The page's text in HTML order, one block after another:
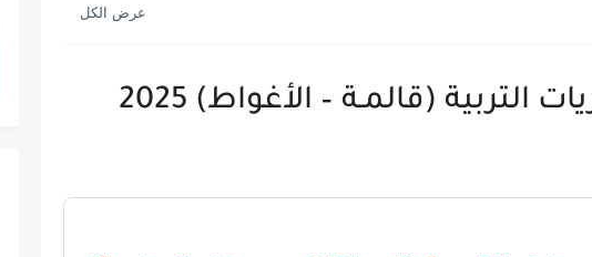
(قالمـة – الأغواط) 2025